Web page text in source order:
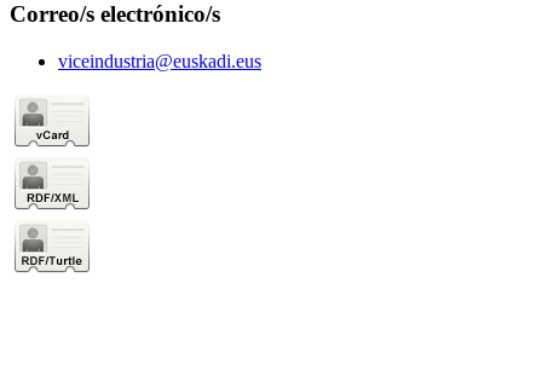
Correo/s electrónico/s
viceindustria@euskadi.eus